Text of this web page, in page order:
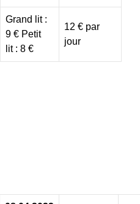
Grand lit :
9 € Petit
lit : 8 €
12 € par
jour